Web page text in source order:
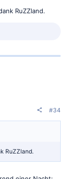
RuZZland.
#34
RuZZland.